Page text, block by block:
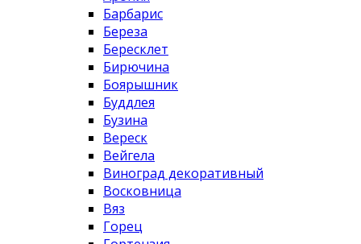
Барбарис
Береза
Бересклет
Бирючина
Боярышник
Буддлея
Бузина
Вереск
Вейгела
Виноград декоративный
Восковница
Вяз
Горец